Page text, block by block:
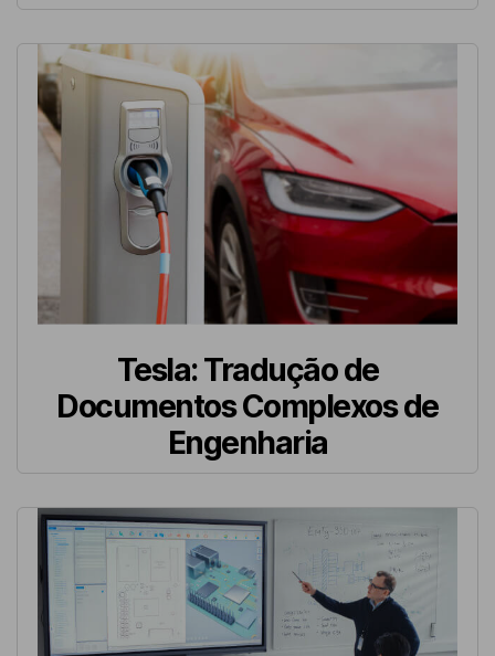
Tesla: Tradução de
Documentos Complexos de
Engenharia